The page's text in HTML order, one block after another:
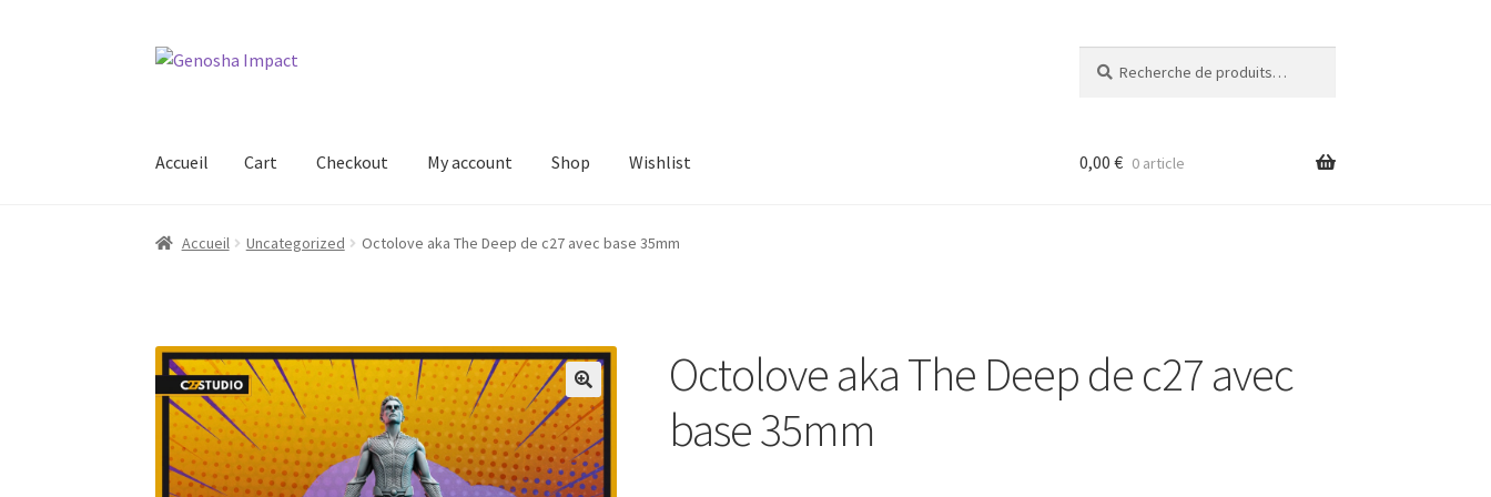
Aller
Aller
pour :
Accueil Cart Checkout My account Shop Wishlist
Accueil Cart Checkout My account Shop Wishlist
0,00 € 0 article
Accueil Uncategorized Octolove aka The Deep de c27 avec base 35mm
Octolove aka The Deep de c27 avec
base 35mm